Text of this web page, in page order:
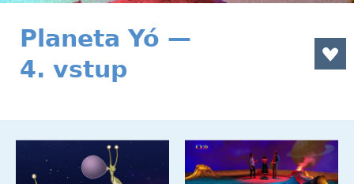
Planeta Yó —
4. vstup